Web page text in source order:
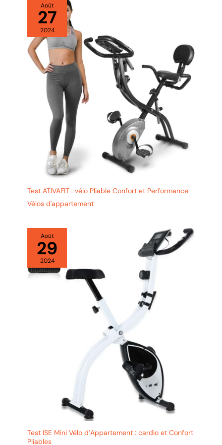
Août
27
2024
Test ATIVAFIT : vélo Pliable Confort et Performance
Vélos d'appartement
Août
29
2024
Test ISE Mini Vélo d’Appartement : cardio et Confort
Pliables